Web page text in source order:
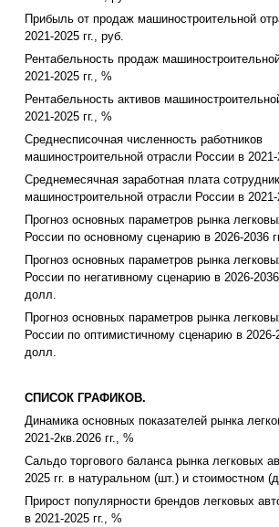
Прибыль от продаж машиностроительной
2021-2025 гг., руб.
Рентабельность продаж
2021-2025 гг., %
Рентабельность активов
2021-2025 гг., %
Среднесписочная численность работников
машиностроительной отрасли России в 2021-
Среднемесячная заработная плата
машиностроительной отрасли России в 2021-
Прогноз основных параметров рынка
России по основному сценарию в 2026-2036
Прогноз основных параметров рынка
России по негативному сценарию в 2026-
долл.
Прогноз основных параметров рынка
России по оптимистичному сценарию в 2026-
долл.
СПИСОК ГРАФИКОВ.
Динамика основных показателей рынка
2021-2кв.2026 гг., %
Сальдо торгового баланса рынка легковых
2025 гг. в натуральном (шт.) и стоимостном
Прирост популярности брендов легковых
в 2021-2025 гг., %